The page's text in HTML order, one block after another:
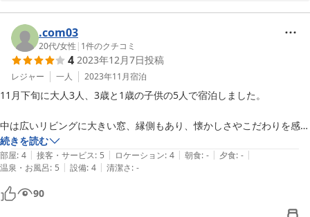
けて何よりです。
また、自家焙煎コーヒーや緑茶などのアメニティもご満足いただけ
て安心しました。
ぜひ次回はご友人の皆さまと、また違った賑やかな時間をお過ごし
ください。
再びお迎えできる日を心よりお待ちしております。
古民家邸
2026-01-17
.com03
20代/女性 | 1件のクチコミ
4 2023年12月7日投稿
レジャー 一人 2023年11月宿泊
11月下旬に大人3人、3歳と1歳の子供の5人で宿泊しました。
中は広いリビングに大きい窓、縁側もあり、懐かしさやこだわりを感じ
るあたたかい雰囲気のお部屋でした。
空間が広く開放的なお部屋なので、訪問した時期は少し肌寒く感じまし
たが、暖房機器が十分にありましたので活用させていただきました。
キッチンは広くて使いやすかったですし、子供用食器や補助便座もあっ
続きを読む
部屋: 4 | 接客・サービス: 5 | ロケーション: 4 | 朝食: - | 夕食: - |
温泉・お風呂: 5 | 設備: 4 | 清潔さ: -
90